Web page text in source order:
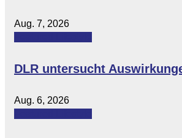
Aug. 7, 2026
DLR untersucht
Aug. 6, 2026